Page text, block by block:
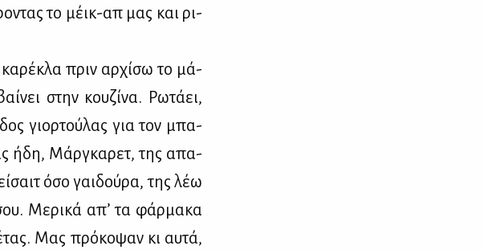
το μέικ-απ μας και ρι­
πριν αρ­χί­σω το μά­
στην κου­ζί­να. Ρω­τά­ει,
γιορ­τού­λας για τον μπα­
ήδη, Μάρ­γκα­ρετ, της απα­
όσο γαι­δού­ρα, της λέω
Με­ρι­κά απ’ τα φάρ­μα­κα
Μας πρό­κο­ψαν κι αυ­τά,